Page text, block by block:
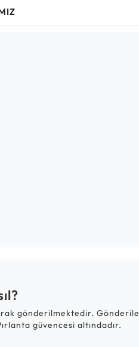
gönderilmektedir.
güvencesi altındadır.